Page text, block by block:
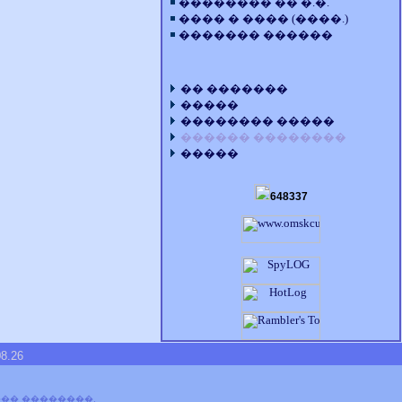
�������� �� �.�.
���� � ���� (����.)
������� ������
�� �������
�����
�������� �����
������ ��������
�����
648337
��������.